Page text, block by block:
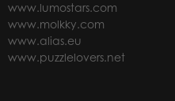
www.lumostars.com
www.molkky.com
www.alias.eu
www.puzzlelovers.net